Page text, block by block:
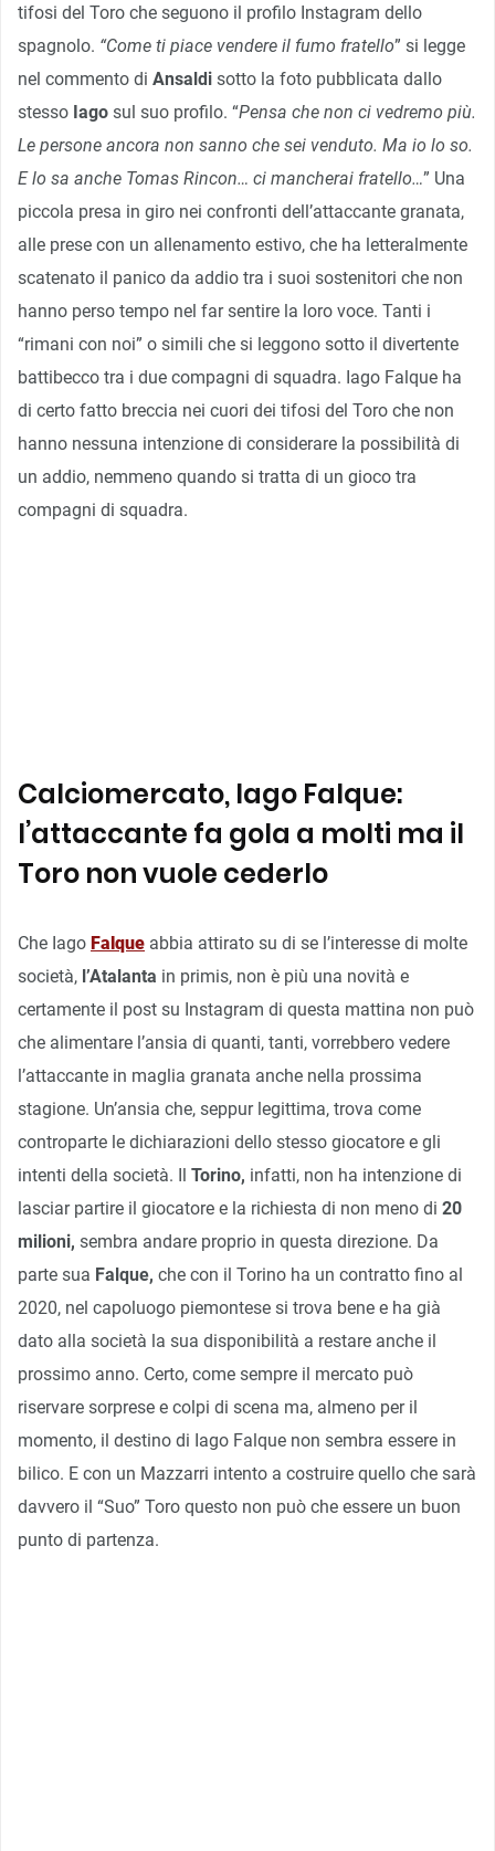
tifosi del Toro che seguono il profilo Instagram dello
spagnolo. “Come ti piace vendere il fumo fratello” si legge
nel commento di Ansaldi sotto la foto pubblicata dallo
stesso Iago sul suo profilo. “Pensa che non ci vedremo più.
Le persone ancora non sanno che sei venduto. Ma io lo so.
E lo sa anche Tomas Rincon… ci mancherai fratello…” Una
piccola presa in giro nei confronti dell’attaccante granata,
alle prese con un allenamento estivo, che ha letteralmente
scatenato il panico da addio tra i suoi sostenitori che non
hanno perso tempo nel far sentire la loro voce. Tanti i
“rimani con noi” o simili che si leggono sotto il divertente
battibecco tra i due compagni di squadra. Iago Falque ha
di certo fatto breccia nei cuori dei tifosi del Toro che non
hanno nessuna intenzione di considerare la possibilità di
un addio, nemmeno quando si tratta di un gioco tra
compagni di squadra.
Calciomercato, Iago Falque:
l’attaccante fa gola a molti ma il
Toro non vuole cederlo
Che Iago Falque abbia attirato su di se l’interesse di molte
società, l’Atalanta in primis, non è più una novità e
certamente il post su Instagram di questa mattina non può
che alimentare l’ansia di quanti, tanti, vorrebbero vedere
l’attaccante in maglia granata anche nella prossima
stagione. Un’ansia che, seppur legittima, trova come
controparte le dichiarazioni dello stesso giocatore e gli
intenti della società. Il Torino, infatti, non ha intenzione di
lasciar partire il giocatore e la richiesta di non meno di 20
milioni, sembra andare proprio in questa direzione. Da
parte sua Falque, che con il Torino ha un contratto fino al
2020, nel capoluogo piemontese si trova bene e ha già
dato alla società la sua disponibilità a restare anche il
prossimo anno. Certo, come sempre il mercato può
riservare sorprese e colpi di scena ma, almeno per il
momento, il destino di Iago Falque non sembra essere in
bilico. E con un Mazzarri intento a costruire quello che sarà
davvero il “Suo” Toro questo non può che essere un buon
punto di partenza.